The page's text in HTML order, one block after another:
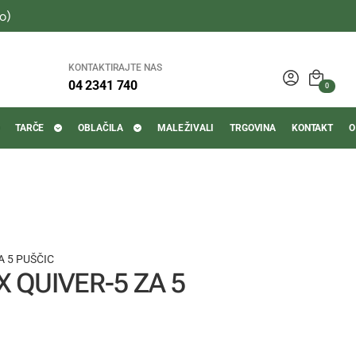
KONTAKTIRAJTE NAS
04 2341 740 0
TARČE OBLAČILA MALE ŽIVALI TRGOVINA KONTAKT
5 PUŠČIC
QUIVER-5 ZA 5